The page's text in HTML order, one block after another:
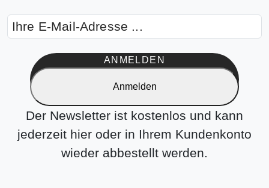
ANMELDEN
Anmelden
Der Newsletter ist kostenlos und kann
jederzeit hier oder in Ihrem Kundenkonto
wieder abbestellt werden.